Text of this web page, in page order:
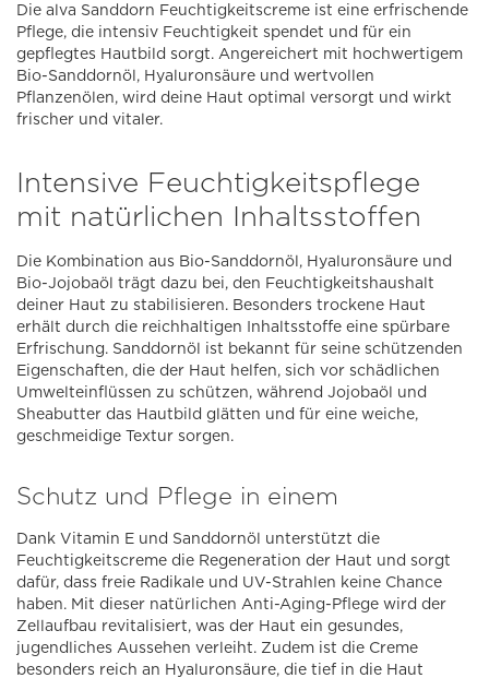
Die alva Sanddorn Feuchtigkeitscreme ist eine erfrischende
Pflege, die intensiv Feuchtigkeit spendet und für ein
gepflegtes Hautbild sorgt. Angereichert mit hochwertigem
Bio-Sanddornöl, Hyaluronsäure und wertvollen
Pflanzenölen, wird deine Haut optimal versorgt und wirkt
frischer und vitaler.
Intensive Feuchtigkeitspflege
mit natürlichen Inhaltsstoffen
Die Kombination aus Bio-Sanddornöl, Hyaluronsäure und
Bio-Jojobaöl trägt dazu bei, den Feuchtigkeitshaushalt
deiner Haut zu stabilisieren. Besonders trockene Haut
erhält durch die reichhaltigen Inhaltsstoffe eine spürbare
Erfrischung. Sanddornöl ist bekannt für seine schützenden
Eigenschaften, die der Haut helfen, sich vor schädlichen
Umwelteinflüssen zu schützen, während Jojobaöl und
Sheabutter das Hautbild glätten und für eine weiche,
geschmeidige Textur sorgen.
Schutz und Pflege in einem
Dank Vitamin E und Sanddornöl unterstützt die
Feuchtigkeitscreme die Regeneration der Haut und sorgt
dafür, dass freie Radikale und UV-Strahlen keine Chance
haben. Mit dieser natürlichen Anti-Aging-Pflege wird der
Zellaufbau revitalisiert, was der Haut ein gesundes,
jugendliches Aussehen verleiht. Zudem ist die Creme
besonders reich an Hyaluronsäure, die tief in die Haut